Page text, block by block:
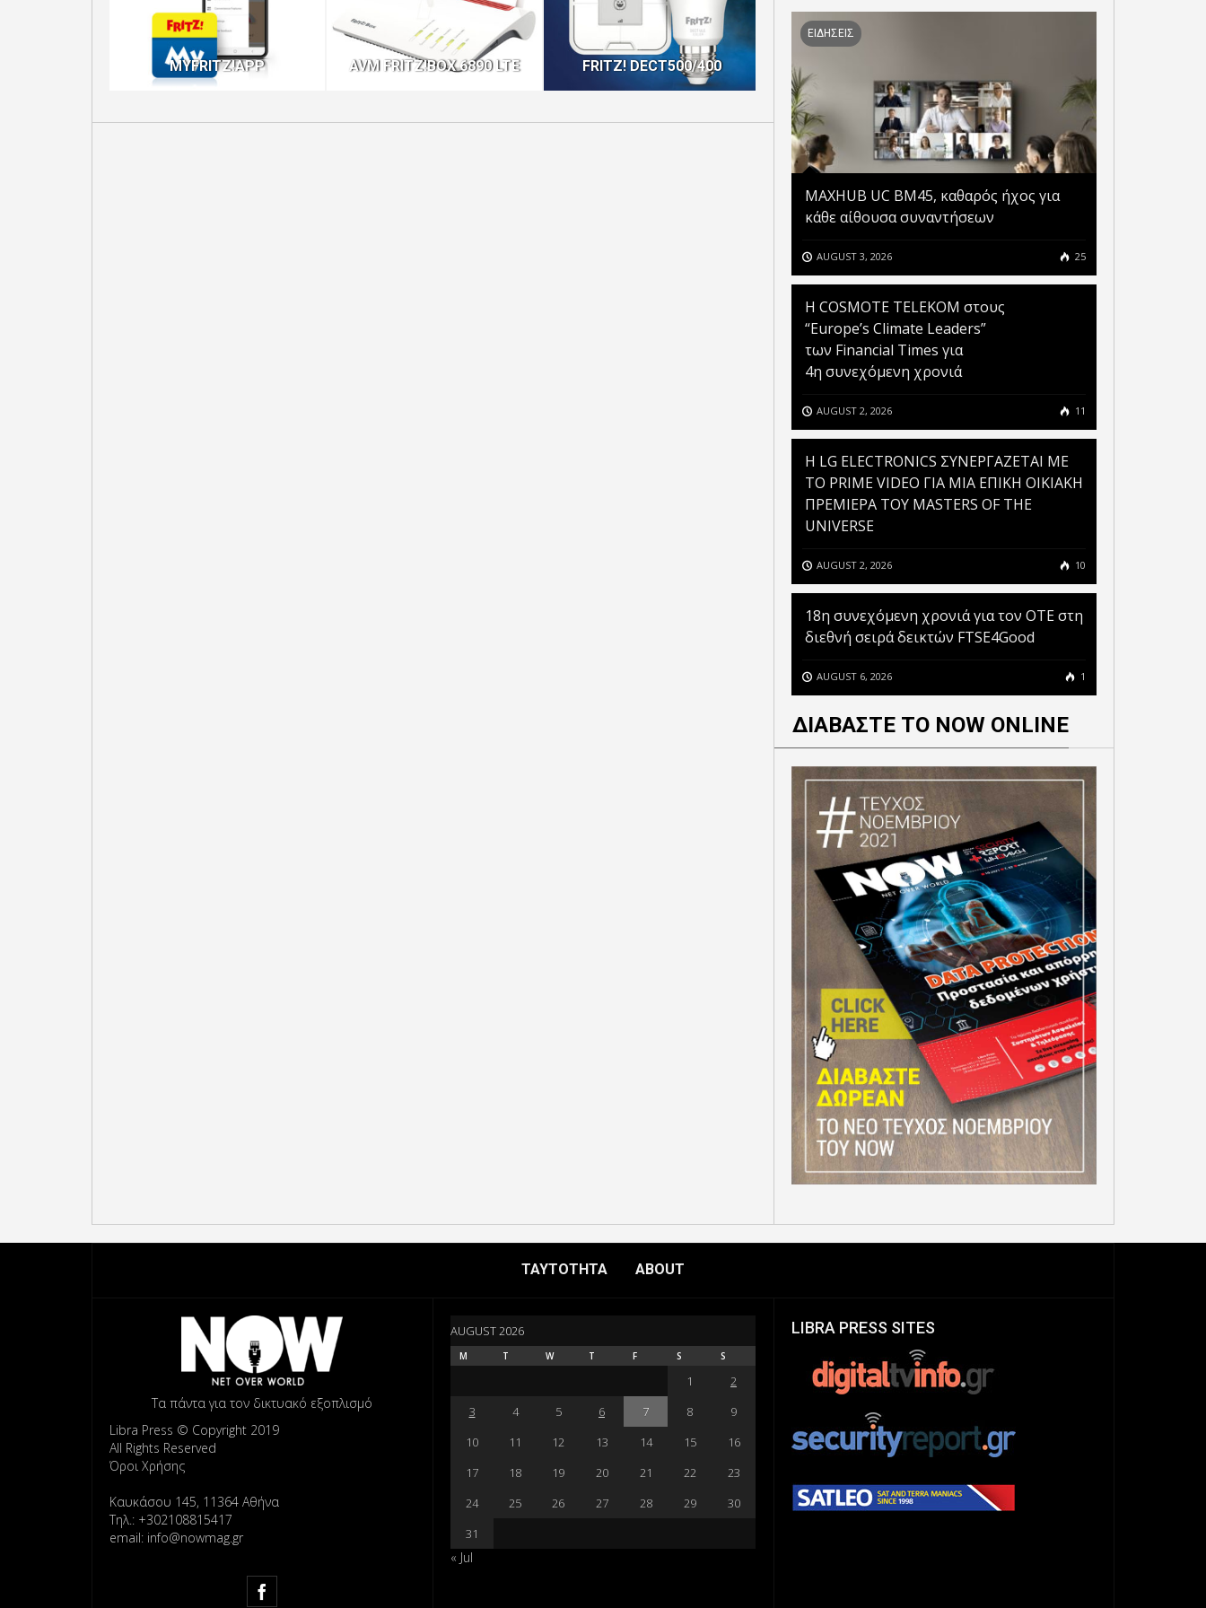
MYFRITZ!APP AVM FRITZ!BOX 6890 LTE FRITZ! DECT500/400 AVM FRITZ!BOX 6890 LTE
ΕΙΔΗΣΕΙΣ
MAXHUB UC BM45, καθαρός ήχος για
κάθε αίθουσα συναντήσεων
AUGUST 3, 2026 25
Η COSMOTE TELEKOM στους
“Europe’s Climate Leaders”
των Financial Times για
4η συνεχόμενη χρονιά
AUGUST 2, 2026 11
H LG ELECTRONICS ΣΥΝΕΡΓΑΖΕΤΑΙ ΜΕ
ΤΟ PRIME VIDEO ΓΙΑ ΜΙΑ ΕΠΙΚΗ ΟΙΚΙΑΚΗ
ΠΡΕΜΙΕΡΑ ΤΟΥ MASTERS OF THE
UNIVERSE
AUGUST 2, 2026 10
18η συνεχόμενη χρονιά για τον ΟΤΕ στη
διεθνή σειρά δεικτών FTSE4Good
AUGUST 6, 2026 1
ΔΙΑΒΑΣΤΕ ΤΟ NOW ONLINE
ΤΑΥΤΟΤΗΤΑ ABOUT
Τα πάντα για τον δικτυακό εξοπλισμό
Libra Press © Copyright 2019
All Rights Reserved
Όροι Χρήσης
Καυκάσου 145, 11364 Αθήνα
Τηλ.: +302108815417
email: info@nowmag.gr
AUGUST 2026
M T W T F S S
1
2
3
4 5 6 7 8
9
10
11 12 13 14 15
16
17
18 19 20 21 22
23
24
25 26 27 28 29
30
31
« Jul
LIBRA PRESS SITES